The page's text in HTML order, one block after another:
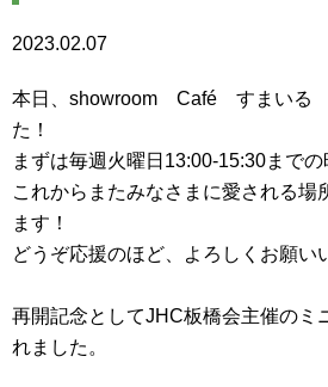
2023.02.07
本日、showroom Café すまいる
た！
まずは毎週火曜日13:00-15:30までの
これからまたみなさまに愛される場
ます！
どうぞ応援のほど、よろしくお願い
再開記念としてJHC板橋会主催のミ
れました。